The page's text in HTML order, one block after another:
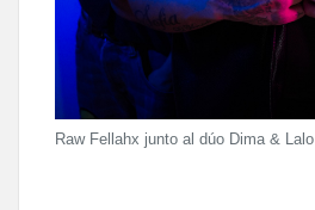
Raw Fellahx junto al dúo Dima & Lalo